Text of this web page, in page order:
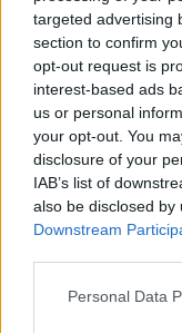
targeted advertising
section to confirm
opt-out request is
interest-based ads
us or personal
your opt-out. You
disclosure of your
IAB’s list of
also be disclosed
Downstream
Please note that
Personal Data
ξεριζώσουμε
τομείς, τη
ακόμη και
καταλήξουν να
Για ακόμη μια
ένα αποτέλεσμα,
προτεραιότητα,
προστασία της